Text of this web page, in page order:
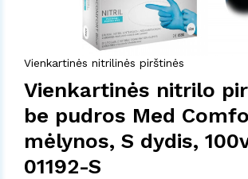
Vienkartinės nitrilinės pirštinės
Vienkartinės nitrilo
be pudros Med
mėlynos, S dydis,
01192-S